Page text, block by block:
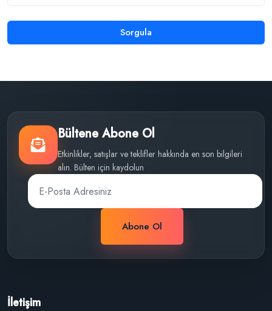
Sorgula
Bültene Abone Ol
Etkinlikler, satışlar ve teklifler hakkında en son bilgileri
alın. Bülten için kaydolun
Abone Ol
İletişim